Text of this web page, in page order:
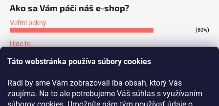
Táto webstránka používa súbory cookies
Radi by sme Vám zobrazovali iba obsah, ktorý Vás
zaujíma. Na to ale potrebujeme Váš súhlas s využívaním
Ako sa Vám páči náš e-shop?
Veľmi pekný
(80%)
Ujde to
Nepáči sa mi
Počet hlasov: 171